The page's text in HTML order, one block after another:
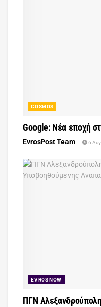
COSMOS
Google: Νέα εποχή
EvrosPost Team 6
EVROS NOW
ΠΓΝ